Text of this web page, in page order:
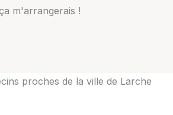
m'arrangerais !
proches de la ville de Larche